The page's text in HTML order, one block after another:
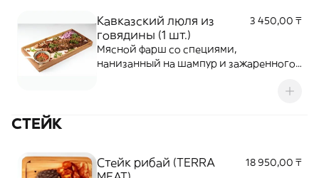
Кавказский люля из
говядины (1 шт.)
3 450,00 ₸
Мясной фарш со специями,
нанизанный на шампур и зажаренного
СТЕЙК
Стейк рибай (TERRA
18 950,00 ₸